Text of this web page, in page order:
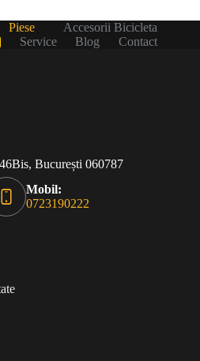
Piese
Accesorii Bicicleta
Service Blog
Contact
București 060787
Mobil:
0723190222